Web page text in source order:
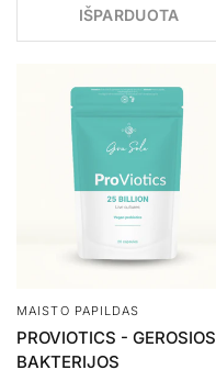
IŠPARDUOTA
MAISTO PAPILDAS
PROVIOTICS - GEROSIOS
BAKTERIJOS